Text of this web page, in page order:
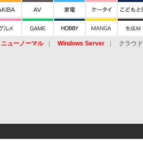
ニューノーマル Windows Server クラウド